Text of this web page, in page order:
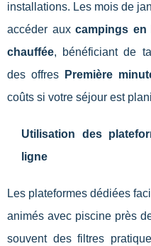
installations. Les mois de
accéder auxcampings
chauffée, bénéficiant de
des offres
Première
coûts si votre séjour est
Utilisation des
ligne
Les plateformes dédiées
animés avec piscine près
souvent des filtres